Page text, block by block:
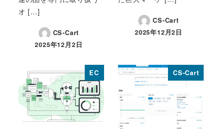
オ […]
CS-Cart
投稿日
2025年12月2日
CS-Cart
投稿日
2025年12月2日
EC CS-Cart